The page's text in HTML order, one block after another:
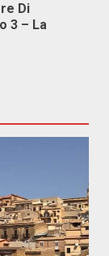
Di
3 – La